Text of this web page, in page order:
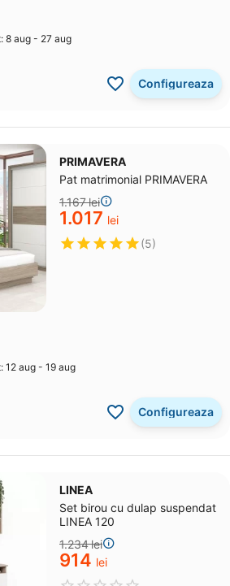
8 aug - 27 aug
Configureaza
PRIMAVERA
Pat matrimonial PRIMAVERA
1.167lei
1.017 lei
(5)
12 aug - 19 aug
Configureaza
LINEA
Set birou cu dulap suspendat
LINEA 120
1.234lei
‍914‍ lei